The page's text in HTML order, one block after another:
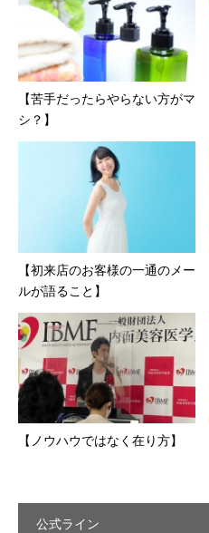
【苦手だったらやらない方がマ
シ？】
【初来店のお客様の一通のメー
ルが語ること】
【ノウハウではなく在り方】 ⁡
公式ライン